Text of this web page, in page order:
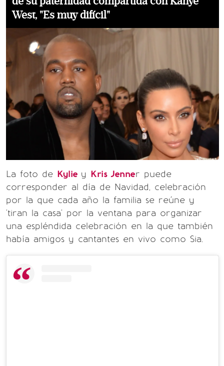
West, "Es muy difícil"
La foto de Kylie y Kris Jenner puede
corresponder al día de Navidad, celebración
por la que cada año la familia se reúne y
'tiran la casa' por la ventana para organizar
una espléndida celebración en la que también
había amigos y cantantes en vivo como Sia.